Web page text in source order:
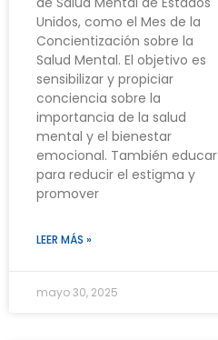
Unidos, como el Mes de la
Concientización sobre la
Salud Mental. El objetivo es
sensibilizar y propiciar
conciencia sobre la
importancia de la salud
mental y el bienestar
emocional. También educar
para reducir el estigma y
promover
LEER MÁS »
mayo 30, 2025